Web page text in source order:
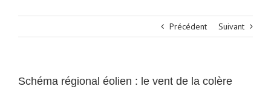
Précédent Suivant
Schéma régional éolien : le vent de la colère